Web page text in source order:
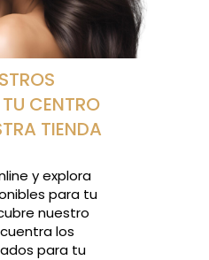
CENTRO
TIENDA
y explora
para tu
nuestro
los
para tu